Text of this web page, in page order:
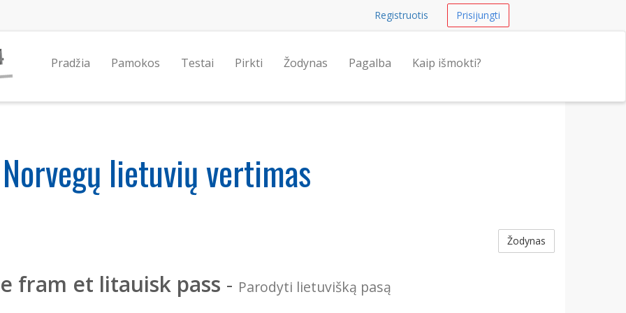
Registruotis Prisijungti
Pradžia Pamokos Testai Pirkti Žodynas Pagalba Kaip išmokti?
Norvegų lietuvių vertimas
Žodynas
fram et litauisk pass - Parodyti lietuvišką pasą